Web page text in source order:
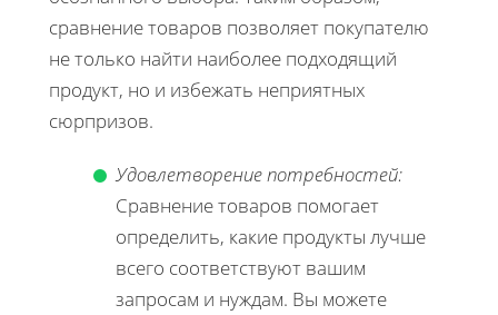
сравнение товаров позволяет покупателю
не только найти наиболее подходящий
продукт, но и избежать неприятных
сюрпризов.
Удовлетворение потребностей:
Сравнение товаров помогает
определить, какие продукты лучше
всего соответствуют вашим
запросам и нуждам. Вы можете